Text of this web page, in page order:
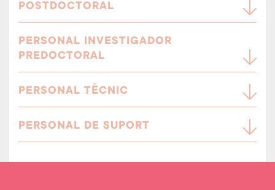
POSTDOCTORAL
PERSONAL INVESTIGADOR
PREDOCTORAL
PERSONAL TÈCNIC
PERSONAL DE SUPORT